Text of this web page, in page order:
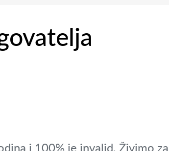
i 100% je invalid. Živimo